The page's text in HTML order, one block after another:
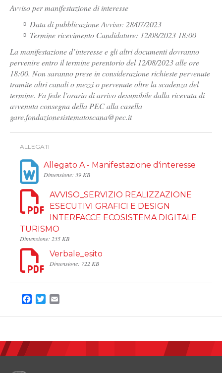
Avviso per manifestazione di interesse
Data di pubblicazione Avviso: 28/07/2023
Termine ricevimento Candidature: 12/08/2023 18:00
La manifestazione d’interesse e gli altri documenti dovranno
pervenire entro il termine perentorio del 12/08/2023 alle ore
18:00. Non saranno prese in considerazione richieste pervenute
tramite altri canali o mezzi o pervenute oltre la scadenza del
termine. Fa fede l’orario di arrivo desumibile dalla ricevuta di
avvenuta consegna della PEC alla casella
gare.fondazionesistematoscana@pec.it
ALLEGATI
Allegato A - Manifestazione d'interesse
Dimensione: 39 KB
AVVISO_SERVIZIO REALIZZAZIONE
ESECUTIVI GRAFICI E DESIGN
INTERFACCE ECOSISTEMA DIGITALE
TURISMO
Dimensione: 235 KB
Verbale_esito
Dimensione: 722 KB
Facebook
Twitter